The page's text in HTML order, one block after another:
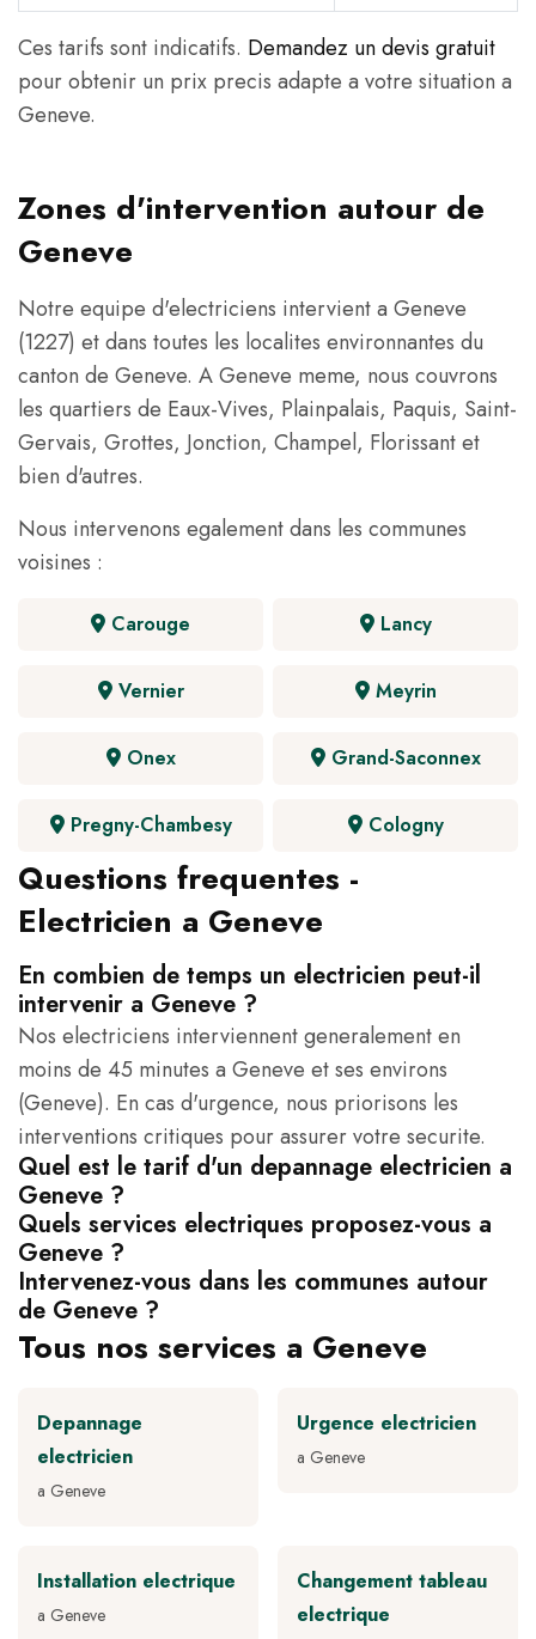
Ces tarifs sont indicatifs. Demandez un devis gratuit
pour obtenir un prix precis adapte a votre situation a
Geneve.
Zones d'intervention autour de
Geneve
Notre equipe d'electriciens intervient a Geneve
(1227) et dans toutes les localites environnantes du
canton de Geneve. A Geneve meme, nous couvrons
les quartiers de Eaux-Vives, Plainpalais, Paquis, Saint-
Gervais, Grottes, Jonction, Champel, Florissant et
bien d'autres.
Nous intervenons egalement dans les communes
voisines :
Carouge Lancy
Vernier Meyrin
Onex Grand-Saconnex
Pregny-Chambesy Cologny
Questions frequentes -
Electricien a Geneve
En combien de temps un electricien peut-il
intervenir a Geneve ?
Nos electriciens interviennent generalement en
moins de 45 minutes a Geneve et ses environs
(Geneve). En cas d'urgence, nous priorisons les
interventions critiques pour assurer votre securite.
Quel est le tarif d'un depannage electricien a
Geneve ?
Quels services electriques proposez-vous a
Geneve ?
Intervenez-vous dans les communes autour
de Geneve ?
Tous nos services a Geneve
Depannage
electricien
a Geneve
Urgence electricien
a Geneve
Installation electrique
a Geneve
Changement tableau
electrique